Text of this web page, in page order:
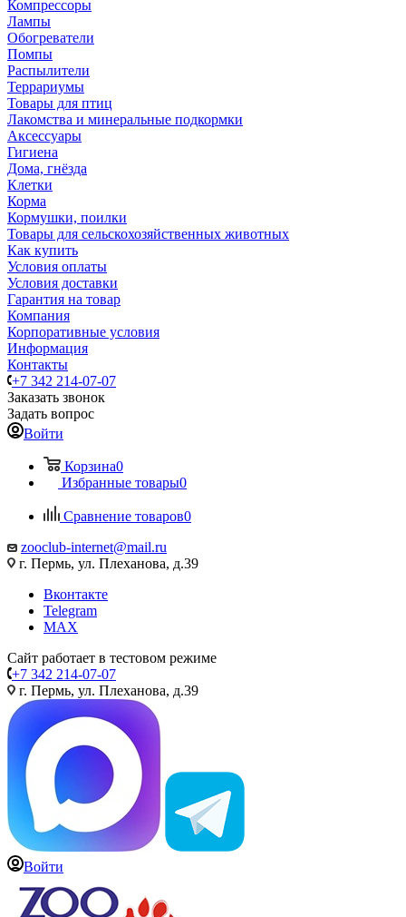
Компрессоры
Лампы
Обогреватели
Помпы
Распылители
Террариумы
Товары для птиц
Лакомства и минеральные подкормки
Аксессуары
Гигиена
Дома, гнёзда
Клетки
Корма
Кормушки, поилки
Товары для сельскохозяйственных животных
Как купить
Условия оплаты
Условия доставки
Гарантия на товар
Компания
Корпоративные условия
Информация
Контакты
+7 342 214-07-07
Заказать звонок
Задать вопрос
Войти
Корзина0
Избранные товары0
Сравнение товаров0
zooclub-internet@mail.ru
г. Пермь, ул. Плеханова, д.39
Вконтакте
Telegram
MAX
Сайт работает в тестовом режиме
+7 342 214-07-07
г. Пермь, ул. Плеханова, д.39
Войти